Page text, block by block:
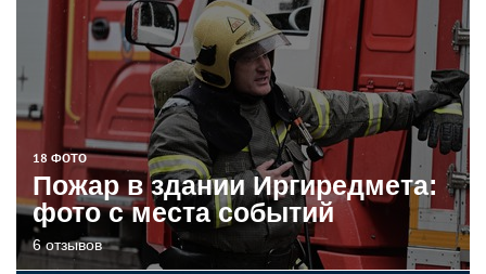
18 ФОТО
Пожар в здании Иргиредмета:
фото с места событий
6 отзывов